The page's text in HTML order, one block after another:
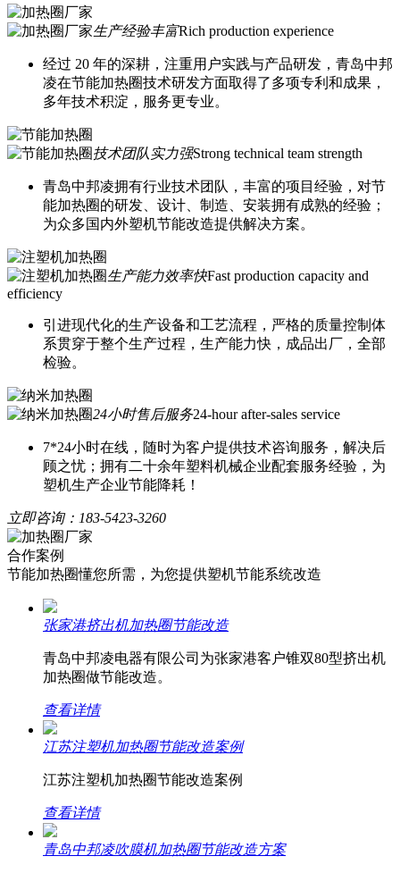
生产经验丰富Rich production experience
经过 20 年的深耕，注重用户实践与产品研发，青岛中邦
凌在节能加热圈技术研发方面取得了多项专利和成果，
多年技术积淀，服务更专业。
技术团队实力强Strong technical team strength
青岛中邦凌拥有行业技术团队，丰富的项目经验，对节
能加热圈的研发、设计、制造、安装拥有成熟的经验；
为众多国内外塑机节能改造提供解决方案。
生产能力效率快Fast production capacity and
efficiency
引进现代化的生产设备和工艺流程，严格的质量控制体
系贯穿于整个生产过程，生产能力快，成品出厂，全部
检验。
24小时售后服务24-hour after-sales service
7*24小时在线，随时为客户提供技术咨询服务，解决后
顾之忧；拥有二十余年塑料机械企业配套服务经验，为
塑机生产企业节能降耗！
立即咨询： 183-5423-3260
合作案例
节能加热圈懂您所需，为您提供塑机节能系统改造
张家港挤出机加热圈节能改造
青岛中邦凌电器有限公司为张家港客户锥双80型挤出机
加热圈做节能改造。
查看详情
江苏注塑机加热圈节能改造案例
江苏注塑机加热圈节能改造案例
查看详情
青岛中邦凌吹膜机加热圈节能改造方案